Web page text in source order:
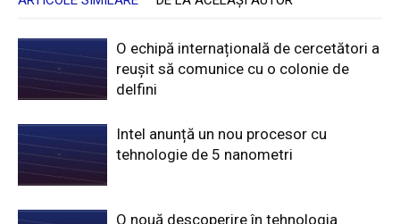
O echipă internațională de cercetători a
reușit să comunice cu o colonie de
delfini
Intel anunță un nou procesor cu
tehnologie de 5 nanometri
O nouă descoperire în tehnologia